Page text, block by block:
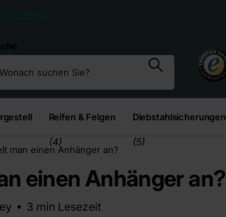
Reifen & Felgen
(4)
Diebstahlsicherungen
(5)
man einen Anhänger an?
einen Anhänger an?
3 min Lesezeit